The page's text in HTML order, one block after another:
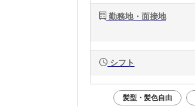
勤務地・面接地
シフト
髪型・髪色自由